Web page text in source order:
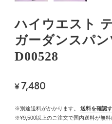
ハイウエスト
ガーダンスパ
D00528
¥7,480
※別途送料がかかります。
送料を確認
※¥9,500以上のご注文で国内送料が無料